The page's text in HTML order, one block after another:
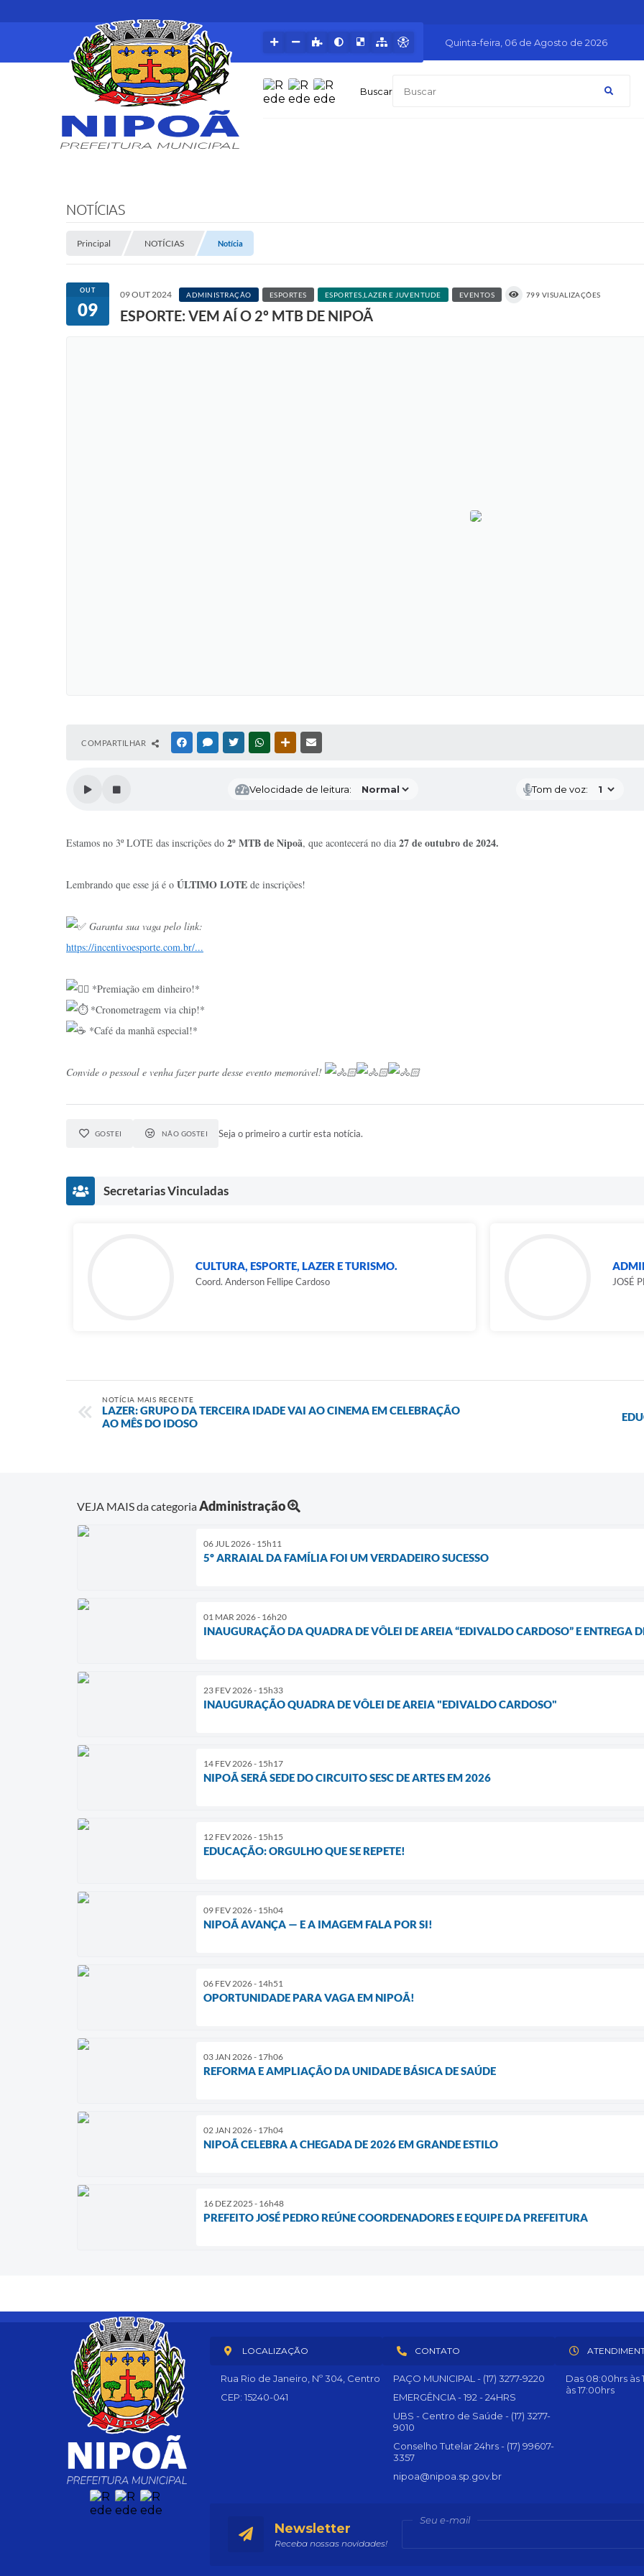
Buscar
Quinta-feira 06 de Agosto de 2026
NOTÍCIAS
Principal NOTÍCIAS Notícia
OUT
09
09 OUT 2024 ADMINISTRAÇÃO ESPORTES ESPORTES,LAZER E JUVENTUDE EVENTOS 799 VISUALIZAÇÕES
ESPORTE: VEM AÍ O 2º MTB DE NIPOÃ
COMPARTILHAR FACEBOOKMESSENGER
TWITTERWHATSAPPOUTRAS MÍDIAS
Velocidade de leitura: Tom de voz:
Estamos no 3º LOTE das inscrições do 2º MTB de Nipoã, que acontecerá no dia 27 de outubro de 2024.
Lembrando que esse já é o ÚLTIMO LOTE de inscrições!
Garanta sua vaga pelo link:
https://incentivoesporte.com.br/...
*Premiação em dinheiro!*
*Cronometragem via chip!*
*Café da manhã especial!*
Convide o pessoal e venha fazer parte desse evento memorável!
GOSTEI NÃO GOSTEI Seja o primeiro a curtir esta notícia.
Secretarias Vinculadas
CULTURA, ESPORTE, LAZER E TURISMO.
Coord. Anderson Fellipe Cardoso JOSÉ
NOTÍCIA MAIS RECENTE
LAZER: GRUPO DA TERCEIRA IDADE VAI AO CINEMA EM CELEBRAÇÃO
AO MÊS DO IDOSO
VEJA MAIS da categoriaAdministração
06 JUL 2026 - 15h11
5º ARRAIAL DA FAMÍLIA FOI UM VERDADEIRO SUCESSO
01 MAR 2026 - 16h20
INAUGURAÇÃO DA QUADRA DE VÔLEI DE AREIA “EDIVALDO CARDOSO” E ENTREGA
23 FEV 2026 - 15h33
INAUGURAÇÃO QUADRA DE VÔLEI DE AREIA "EDIVALDO CARDOSO"
14 FEV 2026 - 15h17
NIPOÃ SERÁ SEDE DO CIRCUITO SESC DE ARTES EM 2026
12 FEV 2026 - 15h15
EDUCAÇÃO: ORGULHO QUE SE REPETE!
09 FEV 2026 - 15h04
NIPOÃ AVANÇA — E A IMAGEM FALA POR SI!
06 FEV 2026 - 14h51
OPORTUNIDADE PARA VAGA EM NIPOÃ!
03 JAN 2026 - 17h06
REFORMA E AMPLIAÇÃO DA UNIDADE BÁSICA DE SAÚDE
02 JAN 2026 - 17h04
NIPOÃ CELEBRA A CHEGADA DE 2026 EM GRANDE ESTILO
16 DEZ 2025 - 16h48
PREFEITO JOSÉ PEDRO REÚNE COORDENADORES E EQUIPE DA PREFEITURA
LOCALIZAÇÃO
Rua Rio de Janeiro, Nº 304, Centro
CEP: 15240-041
CONTATO
PAÇO MUNICIPAL - (17) 3277-9220
EMERGÊNCIA - 192 - 24HRS
UBS - Centro de Saúde - (17) 3277-
9010
Conselho Tutelar 24hrs - (17) 99607-
3357
nipoa@nipoa.sp.gov.br
Das 08:00hrs às
às 17:00hrs
Newsletter
Receba nossas novidades!
Seu e-mail